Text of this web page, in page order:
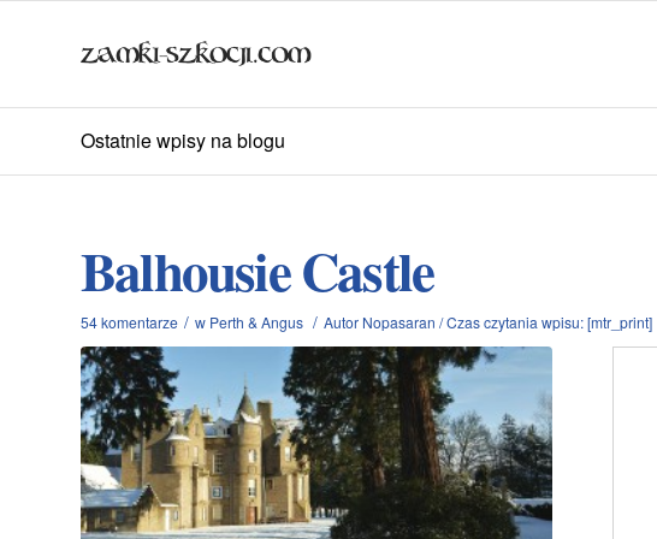
Ostatnie wpisy na blogu
Balhousie Castle
54 komentarze / w Perth & Angus / Autor Nopasaran /Czas czytania wpisu: [mtr_print]